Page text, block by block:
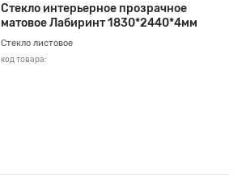
Стекло интерьерное прозрачное
матовое Лабиринт 1830*2440*4мм
Стекло листовое
код товара: